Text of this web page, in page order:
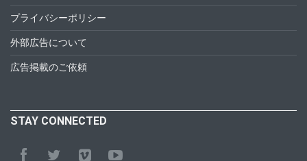
プライバシーポリシー
外部広告について
広告掲載のご依頼
STAY CONNECTED